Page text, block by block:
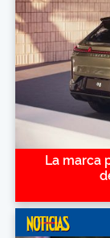
La marca